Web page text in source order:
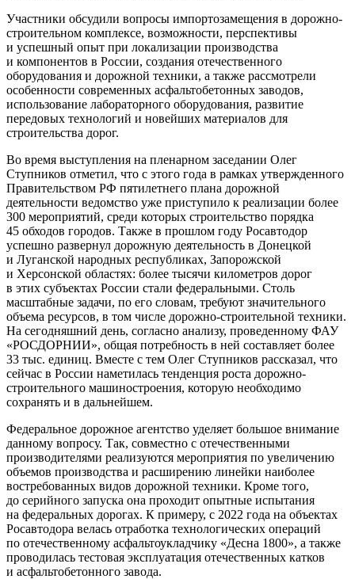
Участники обсудили вопросы импортозамещения в дорожно-
строительном комплексе, возможности, перспективы
и успешный опыт при локализации производства
и компонентов в России, создания отечественного
оборудования и дорожной техники, а также рассмотрели
особенности современных асфальтобетонных заводов,
использование лабораторного оборудования, развитие
передовых технологий и новейших материалов для
строительства дорог.
Во время выступления на пленарном заседании Олег
Ступников отметил, что с этого года в рамках утвержденного
Правительством РФ пятилетнего плана дорожной
деятельности ведомство уже приступило к реализации более
300 мероприятий, среди которых строительство порядка
45 обходов городов. Также в прошлом году Росавтодор
успешно развернул дорожную деятельность в Донецкой
и Луганской народных республиках, Запорожской
и Херсонской областях: более тысячи километров дорог
в этих субъектах России стали федеральными. Столь
масштабные задачи, по его словам, требуют значительного
объема ресурсов, в том числе дорожно-строительной техники.
На сегодняшний день, согласно анализу, проведенному ФАУ
«РОСДОРНИИ», общая потребность в ней составляет более
33 тыс. единиц. Вместе с тем Олег Ступников рассказал, что
сейчас в России наметилась тенденция роста дорожно-
строительного машиностроения, которую необходимо
сохранять и в дальнейшем.
Федеральное дорожное агентство уделяет большое внимание
данному вопросу. Так, совместно с отечественными
производителями реализуются мероприятия по увеличению
объемов производства и расширению линейки наиболее
востребованных видов дорожной техники. Кроме того,
до серийного запуска она проходит опытные испытания
на федеральных дорогах. К примеру, с 2022 года на объектах
Росавтодора велась отработка технологических операций
по отечественному асфальтоукладчику «Десна 1800», а также
проводилась тестовая эксплуатация отечественных катков
и асфальтобетонного завода.